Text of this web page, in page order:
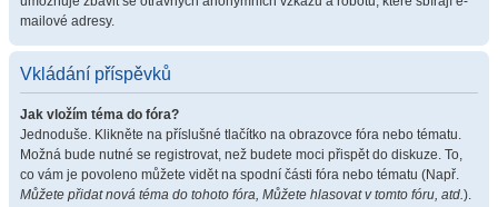
mailové adresy.
Vkládání příspěvků
Jak vložím téma do fóra?
Jednoduše. Klikněte na příslušné tlačítko na obrazovce fóra nebo tématu.
Možná bude nutné se registrovat, než budete moci přispět do diskuze. To,
co vám je povoleno můžete vidět na spodní části fóra nebo tématu (Např.
Můžete přidat nová téma do tohoto fóra, Můžete hlasovat v tomto fóru, atd.).